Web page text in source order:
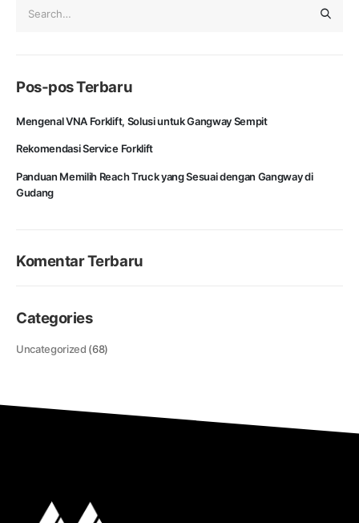
Pos-pos Terbaru
Mengenal VNA Forklift, Solusi untuk Gangway Sempit
Rekomendasi Service Forklift
Panduan Memilih Reach Truck yang Sesuai dengan Gangway di
Gudang
Komentar Terbaru
Categories
Uncategorized (68)